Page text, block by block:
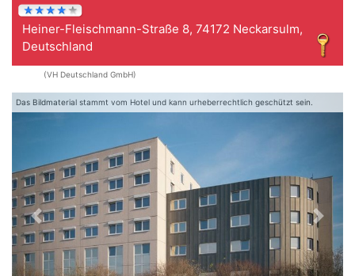
Heiner-Fleischmann-Straße 8, 74172 Neckarsulm,
Deutschland
(VH Deutschland GmbH)
Das Bildmaterial stammt vom Hotel und kann urheberrechtlich geschützt sein.
Zurück